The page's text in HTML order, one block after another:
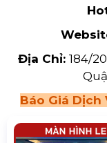
Địa Chỉ: 184/
Báo Giá Dịch